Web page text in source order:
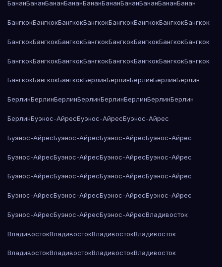
БананБананБананБананБананБананБананБананБананБанан
БангкокБангкокБангкокБангкокБангкокБангкокБангкокБангкок
БангкокБангкокБангкокБангкокБангкокБангкокБангкокБангкок
БангкокБангкокБангкокБангкокБангкокБангкокБангкокБангкок
БангкокБангкокБангкокБерлинБерлинБерлинБерлинБерлин
БерлинБерлинБерлинБерлинБерлинБерлинБерлинБерлин
БерлинБуэнос-АйресБуэнос-АйресБуэнос-Айрес
Буэнос-АйресБуэнос-АйресБуэнос-АйресБуэнос-Айрес
Буэнос-АйресБуэнос-АйресБуэнос-АйресБуэнос-Айрес
Буэнос-АйресБуэнос-АйресБуэнос-АйресБуэнос-Айрес
Буэнос-АйресБуэнос-АйресБуэнос-АйресБуэнос-Айрес
Буэнос-АйресБуэнос-АйресБуэнос-АйресВладивосток
ВладивостокВладивостокВладивостокВладивосток
ВладивостокВладивостокВладивостокВладивосток